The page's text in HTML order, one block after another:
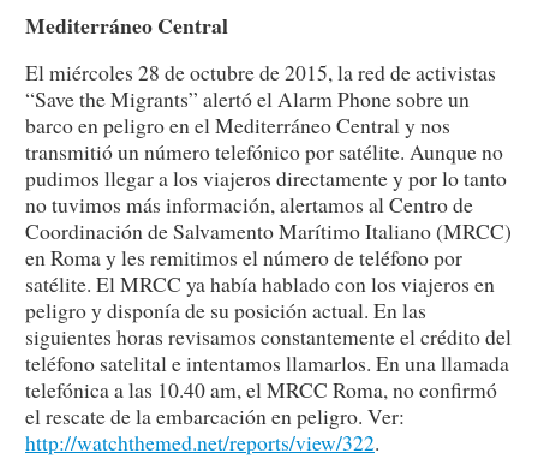
Mediterráneo Central
El miércoles 28 de octubre de 2015, la red de activistas
“Save the Migrants” alertó el Alarm Phone sobre un
barco en peligro en el Mediterráneo Central y nos
transmitió un número telefónico por satélite. Aunque no
pudimos llegar a los viajeros directamente y por lo tanto
no tuvimos más información, alertamos al Centro de
Coordinación de Salvamento Marítimo Italiano (MRCC)
en Roma y les remitimos el número de teléfono por
satélite. El MRCC ya había hablado con los viajeros en
peligro y disponía de su posición actual. En las
siguientes horas revisamos constantemente el crédito del
teléfono satelital e intentamos llamarlos. En una llamada
telefónica a las 10.40 am, el MRCC Roma, no confirmó
el rescate de la embarcación en peligro. Ver:
http://watchthemed.net/reports/view/322.